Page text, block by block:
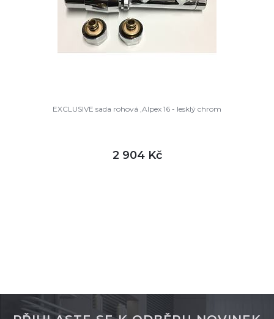
EXCLUSIVE sada rohová ,Alpex 16 - lesklý chrom
2 904 Kč